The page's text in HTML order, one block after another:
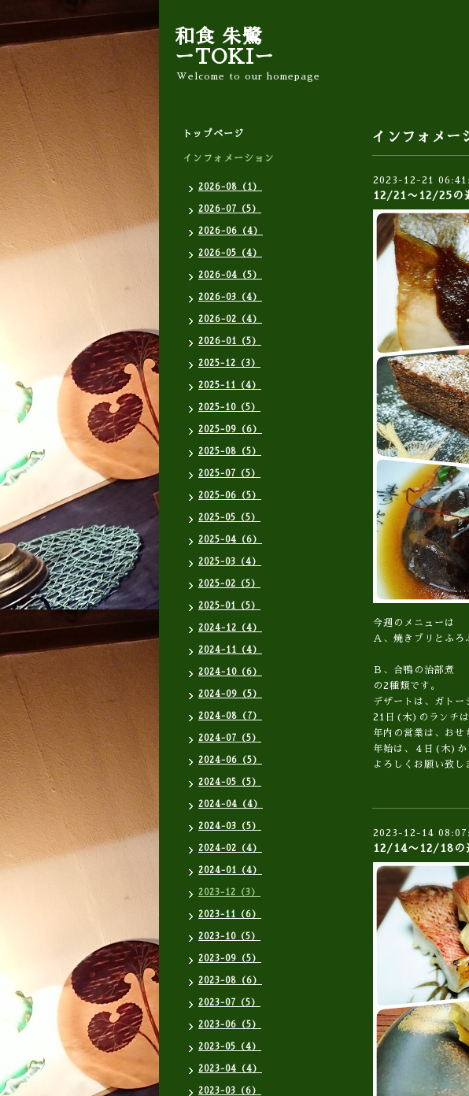
和食 朱鷺
ーTOKIー
Welcome to our homepage
インフォメー
2023-12-21
12/21〜12/25の
今週のメニューは
Ａ、焼きブリとふろ
〜田楽
Ｂ、合鴨の治部煮
の2種類です。
デザートは、ガト
21日(木)のランチは
年内の営業は、お
年始は、４日(木)か
よろしくお願い致し
2023-12-14
12/14〜12/18の
トップページ
インフォメーション
2026-08（1）
2026-07（5）
2026-06（4）
2026-05（4）
2026-04（5）
2026-03（4）
2026-02（4）
2026-01（5）
2025-12（3）
2025-11（4）
2025-10（5）
2025-09（6）
2025-08（5）
2025-07（5）
2025-06（5）
2025-05（5）
2025-04（6）
2025-03（4）
2025-02（5）
2025-01（5）
2024-12（4）
2024-11（4）
2024-10（6）
2024-09（5）
2024-08（7）
2024-07（5）
2024-06（5）
2024-05（5）
2024-04（4）
2024-03（5）
2024-02（4）
2024-01（4）
2023-12（3）
2023-11（6）
2023-10（5）
2023-09（5）
2023-08（6）
2023-07（5）
2023-06（5）
2023-05（4）
2023-04（4）
2023-03（6）